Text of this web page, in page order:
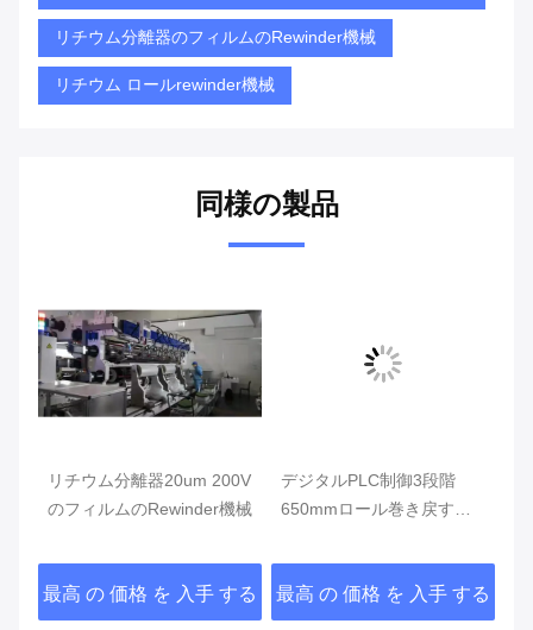
リチウム分離器のフィルムのRewinder機械
リチウム ロールrewinder機械
同様の製品
リチウム分離器20um 200V
のフィルムのRewinder機械
最高 の 価格 を 入手 する
デジタルPLC制御3段階
650mmロール巻き戻す機
械
最高 の 価格 を 入手 する